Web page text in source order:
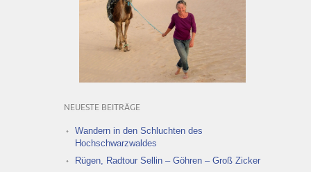
NEUESTE BEITRÄGE
Wandern in den Schluchten des
Hochschwarzwaldes
Rügen, Radtour Sellin – Göhren – Groß Zicker